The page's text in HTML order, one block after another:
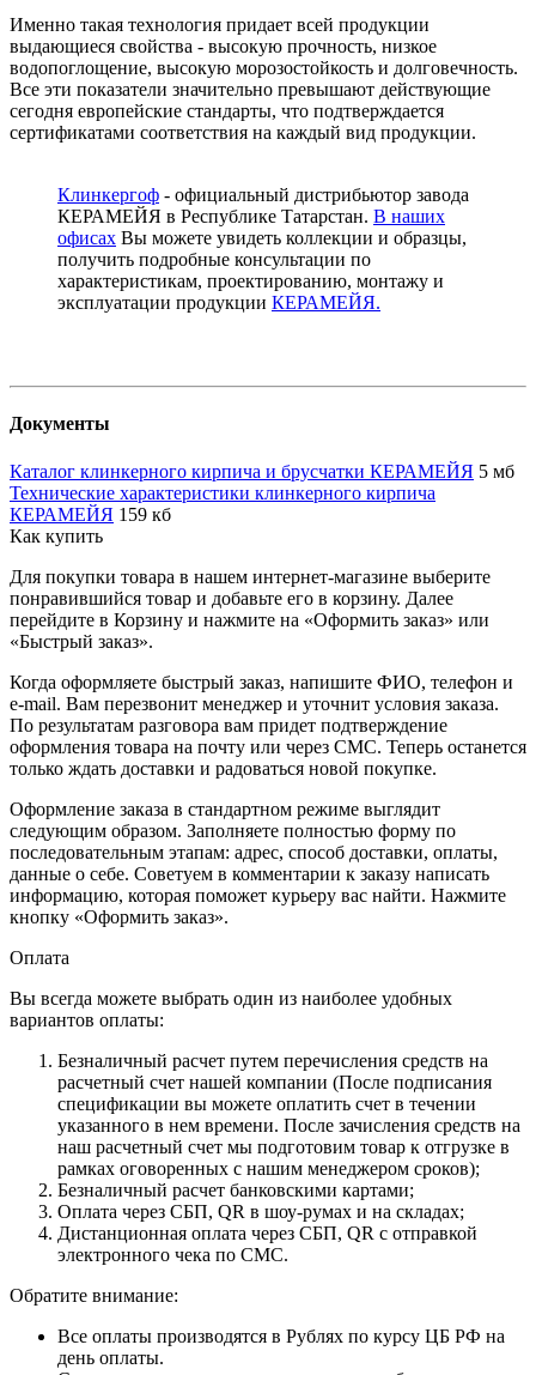
Именно такая технология придает всей продукции
выдающиеся свойства - высокую прочность, низкое
водопоглощение, высокую морозостойкость и долговечность.
Все эти показатели значительно превышают действующие
сегодня европейские стандарты, что подтверждается
сертификатами соответствия на каждый вид продукции.
Клинкергоф - официальный дистрибьютор завода
КЕРАМЕЙЯ в Республике Татарстан. В наших
офисах Вы можете увидеть коллекции и образцы,
получить подробные консультации по
характеристикам, проектированию, монтажу и
эксплуатации продукции КЕРАМЕЙЯ.
Документы
Каталог клинкерного кирпича и брусчатки КЕРАМЕЙЯ 5 мб
Технические характеристики клинкерного кирпича
КЕРАМЕЙЯ 159 кб
Как купить
Для покупки товара в нашем интернет-магазине выберите
понравившийся товар и добавьте его в корзину. Далее
перейдите в Корзину и нажмите на «Оформить заказ» или
«Быстрый заказ».
Когда оформляете быстрый заказ, напишите ФИО, телефон и
e-mail. Вам перезвонит менеджер и уточнит условия заказа.
По результатам разговора вам придет подтверждение
оформления товара на почту или через СМС. Теперь останется
только ждать доставки и радоваться новой покупке.
Оформление заказа в стандартном режиме выглядит
следующим образом. Заполняете полностью форму по
последовательным этапам: адрес, способ доставки, оплаты,
данные о себе. Советуем в комментарии к заказу написать
информацию, которая поможет курьеру вас найти. Нажмите
кнопку «Оформить заказ».
Оплата
Вы всегда можете выбрать один из наиболее удобных
вариантов оплаты:
Безналичный расчет путем перечисления средств на
расчетный счет нашей компании (После подписания
спецификации вы можете оплатить счет в течении
указанного в нем времени. После зачисления средств на
наш расчетный счет мы подготовим товар к отгрузке в
рамках оговоренных с нашим менеджером сроков);
Безналичный расчет банковскими картами;
Оплата через СБП, QR в шоу-румах и на складах;
Дистанционная оплата через СБП, QR с отправкой
электронного чека по СМС.
Обратите внимание:
Все оплаты производятся в Рублях по курсу ЦБ РФ на
день оплаты.